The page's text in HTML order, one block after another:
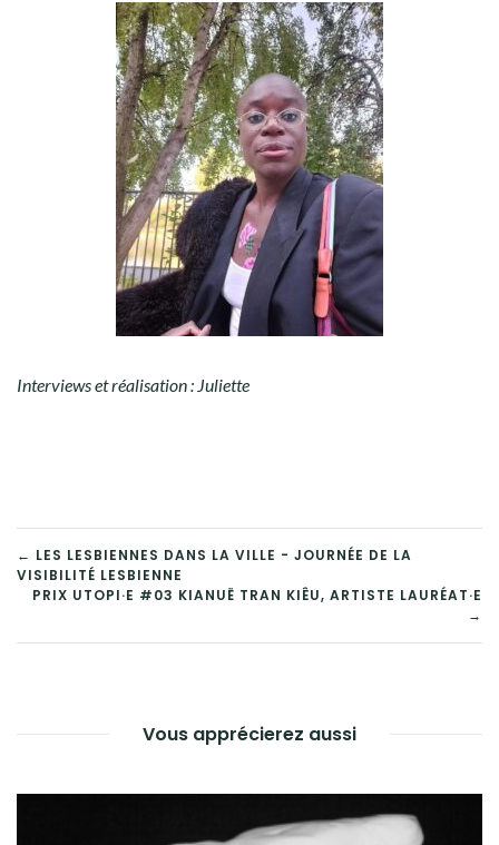
Interviews et réalisation : Juliette
NAVIGATION
DE
← LES LESBIENNES DANS LA VILLE - JOURNÉE DE LA
VISIBILITÉ LESBIENNE
PRIX UTOPI·E #03 KIANUË TRAN KIÊU, ARTISTE LAURÉAT·E
→
Vous apprécierez aussi